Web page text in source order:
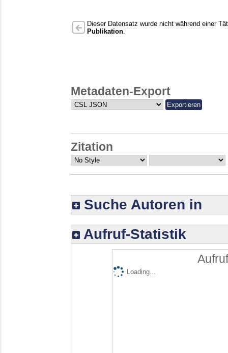
Dieser Datensatz wurde nicht während einer
Publikation
Metadaten-Export
Zitation
Suche Autoren in
Aufruf-Statistik
Loading...